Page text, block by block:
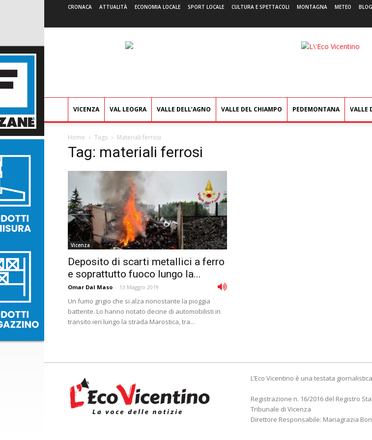
CRONACA ATTUALITÀ ECONOMIA LOCALE SPORT LOCALE CULTURA E SPETTACOLI MONTAGNA METEO BLOG
L'Eco
VICENZA VAL LEOGRA VALLE DELL’AGNO VALLE DEL CHIAMPO PEDEMONTANA VALLE
Home Tags Materiali ferrosi
Tag: materiali ferrosi
Vicenza
Deposito di scarti metallici a ferro
e soprattutto fuoco lungo la...
Omar Dal Maso - 13 Maggio 2019
Un fumo grigio che si alza nonostante la pioggia
battente. Lo hanno notato decine di automobilisti in
transito ieri lungo la strada Marostica, tra...
L’Eco Vicentino è una testata giornalistica
Registrazione n. 16/2016 del Registro
Tribunale di Vicenza
Direttore Responsabile: Mariagrazia